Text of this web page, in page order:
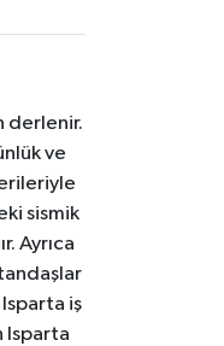
derlenir.
ve
sismik
Ayrıca
iş
Isparta